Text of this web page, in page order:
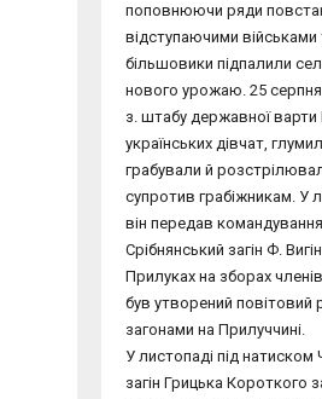
поповнюючи ряди
відступаючими військами
більшовики підпалили
нового урожаю. 25 серпня
з. штабу державної варти
українських дівчат,
грабували й
супротив грабіжникам. У
він передав
Срібнянський загін Ф.
Прилуках на зборах членів
був утворений повітовий
загонами на Прилуччині.
У листопаді під натиском
загін Грицька Короткого